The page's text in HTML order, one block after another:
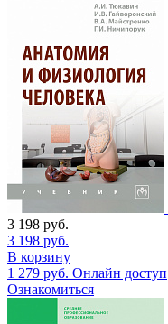
3 198 руб.
3 198 руб.
В корзину
1 279 руб. Онлайн доступ
Ознакомиться